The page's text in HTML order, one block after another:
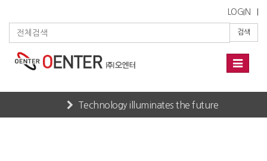
LOGIN
검색
Toggle
Technology illuminates the future